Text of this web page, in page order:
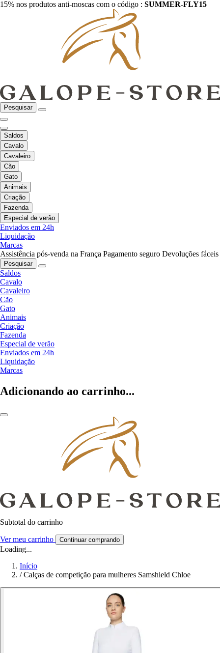
15% nos produtos anti-moscas com o código : SUMMER-FLY15
Pesquisar
Saldos
Cavalo
Cavaleiro
Cão
Gato
Animais
Criação
Fazenda
Especial de verão
Enviados em 24h
Liquidação
Marcas
Assistência pós-venda na França Pagamento seguro Devoluções fáceis
Pesquisar
Saldos
Cavalo
Cavaleiro
Cão
Gato
Animais
Criação
Fazenda
Especial de verão
Enviados em 24h
Liquidação
Marcas
Adicionando ao carrinho...
Subtotal do carrinho
Ver meu carrinho Continuar comprando
Loading...
Início
/ Calças de competição para mulheres Samshield Chloe